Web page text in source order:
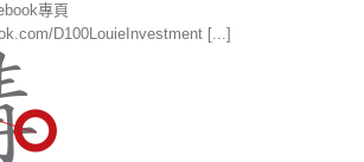
專頁
D100LouieInvestment [...]